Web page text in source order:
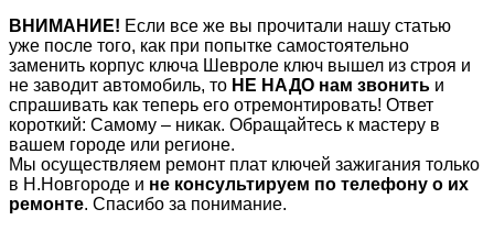
ВНИМАНИЕ! Если все же вы прочитали нашу статью
уже после того, как при попытке самостоятельно
заменить корпус ключа Шевроле ключ вышел из строя и
не заводит автомобиль, то НЕ НАДО нам звонить и
спрашивать как теперь его отремонтировать! Ответ
короткий: Самому – никак. Обращайтесь к мастеру в
вашем городе или регионе.
Мы осуществляем ремонт плат ключей зажигания только
в Н.Новгороде и не консультируем по телефону о их
ремонте. Спасибо за понимание.